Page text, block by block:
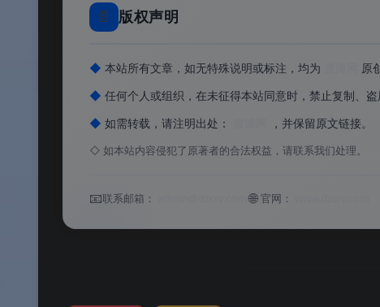
🛡️企业级安全与策略管理
ManagedTopSites 策略（控制新标签页顶部网站
⚡性能优化与资源管理：持续修复各类 bug 和
定版更丝滑。
软件特色
✨ 软件特色
：Beta 频道提供最稳定的
📄 版权声明
◆ 本站所有文章，如无特殊说明或标注，均为
原
◆ 任何个人或组织，在未征得本站同意时，禁止复制、
◆ 如需转载，请注明出处： ，并保留原文链接。
◇ 如本站内容侵犯了原著者的合法权益，请联系我们处理。
📧联系邮箱： admin@dzcrv.com🌐官网：